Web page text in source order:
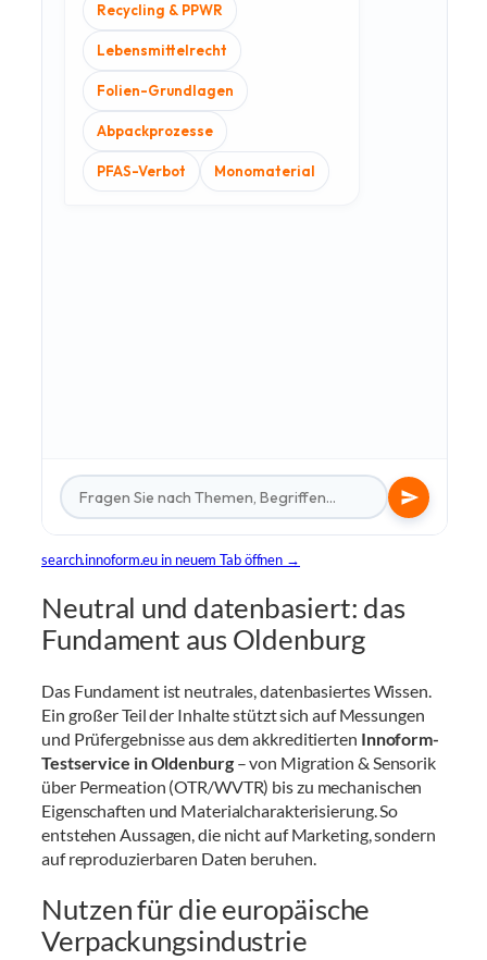
search.innoform.eu in neuem Tab öffnen →
Neutral und datenbasiert: das
Fundament aus Oldenburg
Das Fundament ist neutrales, datenbasiertes Wissen.
Ein großer Teil der Inhalte stützt sich auf Messungen
und Prüfergebnisse aus dem akkreditierten Innoform-
Testservice in Oldenburg– von Migration & Sensorik
über Permeation (OTR/WVTR) bis zu mechanischen
Eigenschaften und Materialcharakterisierung. So
entstehen Aussagen, die nicht auf Marketing, sondern
auf reproduzierbaren Daten beruhen.
Nutzen für die europäische
Verpackungsindustrie